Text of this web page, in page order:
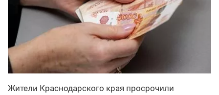
Жители Краснодарского края просрочили